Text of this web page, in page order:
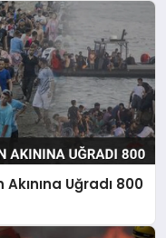
Uğradı 800